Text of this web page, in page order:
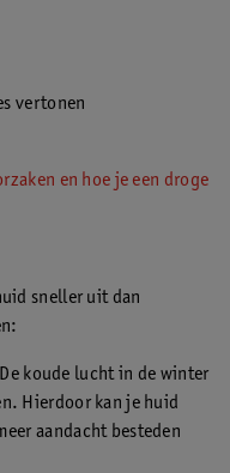
vertonen
en hoe je een droge
sneller uit dan
De koude lucht in de winter
Hierdoor kan je huid
aandacht besteden